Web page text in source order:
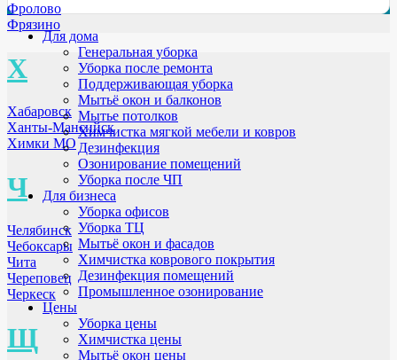
Фролово
Фрязино
Х
Хабаровск
Ханты-Мансийск
Химки МО
Ч
Челябинск
Чебоксары
Чита
Череповец
Черкеск
Щ
Для дома
Генеральная уборка
Уборка после ремонта
Поддерживающая уборка
Мытьё окон и балконов
Мытье потолков
Химчистка мягкой мебели и ковров
Дезинфекция
Озонирование помещений
Уборка после ЧП
Для бизнеса
Уборка офисов
Уборка ТЦ
Мытьё окон и фасадов
Химчистка коврового покрытия
Дезинфекция помещений
Промышленное озонирование
Цены
Уборка цены
Химчистка цены
Мытьё окон цены